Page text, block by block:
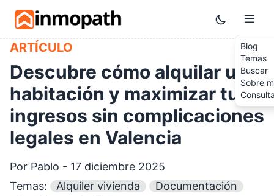
Skip to main content
Toggle
Blog
Temas
Buscar
Sobre
ARTÍCULO
Descubre cómo alquilar una
habitación y maximizar tus
ingresos sin complicaciones
legales en Valencia
Por Pablo - 17 diciembre 2025
Temas:
Alquiler vivienda
Documentación